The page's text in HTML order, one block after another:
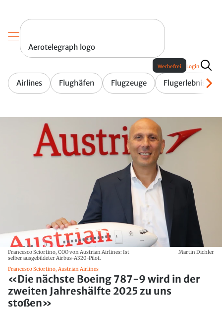
Aerotelegraph logo
Airlines Flughäfen Flugzeuge Flugerlebnis
Werbefrei Login
Francesco Sciortino, COO von Austrian Airlines: Ist
selber ausgebildeter Airbus-A320-Pilot.
Martin Dichler
Francesco Sciortino, Austrian Airlines
«Die nächste Boeing 787-9 wird in der
zweiten Jahreshälfte 2025 zu uns
stoßen»